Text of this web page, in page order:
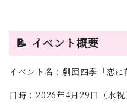
📝 イベント概要
イベント名：劇団四季「恋に
日時：2026年4月29日（水祝